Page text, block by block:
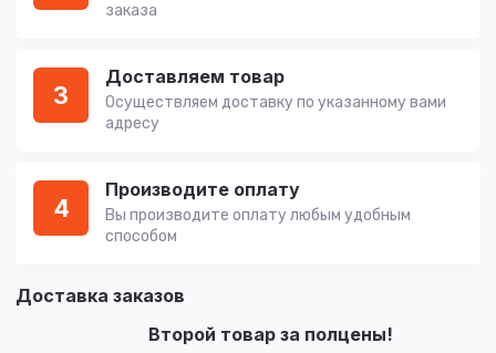
заказа
3
Доставляем товар
Осуществляем доставку по указанному вами
адресу
4
Производите оплату
Вы производите оплату любым удобным
способом
Доставка заказов
Второй товар за полцены!